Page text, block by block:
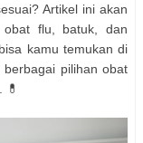
Artikel ini akan
obat flu, batuk, dan
kamu temukan di
pilihan obat